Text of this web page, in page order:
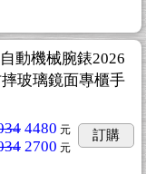
動機械腕錶2026
玻璃鏡面專櫃手
4480 元
2700 元
訂購